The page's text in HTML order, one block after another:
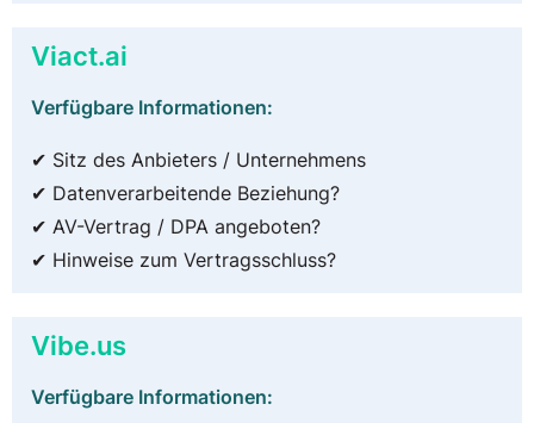
Viact.ai
Verfügbare Informationen:
✔ Sitz des Anbieters / Unternehmens
✔ Datenverarbeitende Beziehung?
✔ AV-Vertrag / DPA angeboten?
✔ Hinweise zum Vertragsschluss?
Vibe.us
Verfügbare Informationen: